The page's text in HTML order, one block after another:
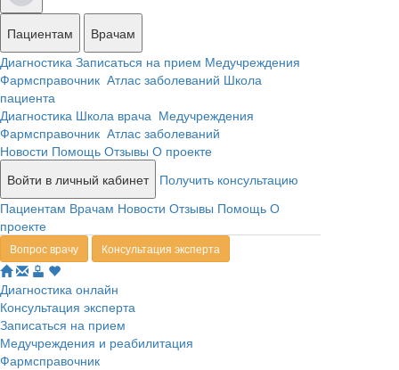
Пациентам
Врачам
Диагностика Записаться на прием Медучреждения
Фармсправочник Атлас заболеваний Школа
пациента
Диагностика Школа врача Медучреждения
Фармсправочник Атлас заболеваний
Новости Помощь Отзывы О проекте
Войти в личный кабинет
Получить консультацию
Пациентам Врачам Новости Отзывы Помощь О
проекте
Вопрос врачу Консультация эксперта
Диагностика онлайн
Консультация эксперта
Записаться на прием
Медучреждения и реабилитация
Фармсправочник